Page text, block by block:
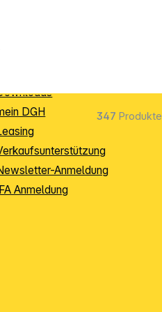
347 Produkte
DGH
Anmeldung
IFA Anmeldung